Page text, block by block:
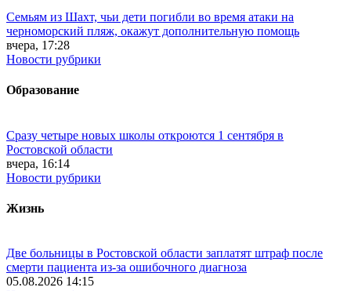
Семьям из Шахт, чьи дети погибли во время атаки на
черноморский пляж, окажут дополнительную помощь
вчера, 17:28
Новости рубрики
Образование
Сразу четыре новых школы откроются 1 сентября в
Ростовской области
вчера, 16:14
Новости рубрики
Жизнь
Две больницы в Ростовской области заплатят штраф после
смерти пациента из-за ошибочного диагноза
05.08.2026 14:15